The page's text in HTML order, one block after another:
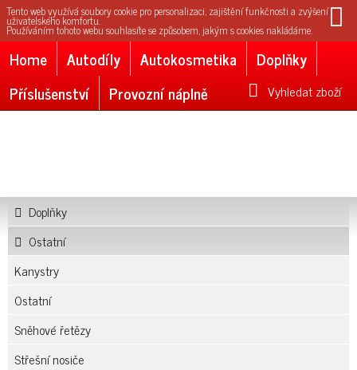
Tento web využívá soubory cookie pro personalizaci, zajištění funkčnosti a zvýšení
uživatelského komfortu.
Používáním tohoto webu souhlasíte se způsobem, jakým s cookies nakládáme.
Home Autodíly Autokosmetika
Doplňky
Příslušenství
Provozní náplně Vyhledat zboží
Doplňky
Ostatní
Kanystry
Ostatní
Sněhové řetězy
Střešní nosiče